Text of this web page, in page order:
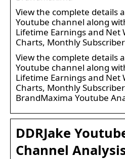
View the complete details
Youtube channel along
Lifetime Earnings and Net
Charts, Monthly
View the complete details
Youtube channel along
Lifetime Earnings and Net
Charts, Monthly
BrandMaxima Youtube
DDRJake
Channel